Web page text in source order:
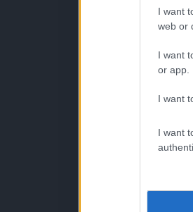
I want
web or
I want
or app.
I want
I want